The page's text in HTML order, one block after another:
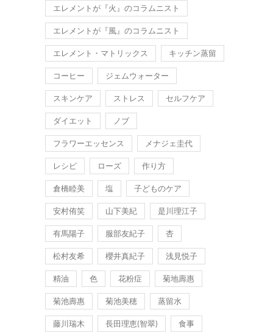
エレメントが『火』のコラムニスト
エレメントが『風』のコラムニスト
エレメント・マトリックス キッチン蒸留
コーヒー ジェムウォーター
スキンケア ストレス セルフケア
ダイエット ノブ
フラワーエッセンス メナジェ圭代
レシピ ローズ 作り方
倉橋睦美 塩 子どものケア
安村侑笑 山下美紀 是川理江子
有馬陽子 服部友紀子 杏
松村友希 櫻井真紀子 浅見悦子
精油 色 花粉症 菊地壽惠
菊池壽惠 菊池美穂 蒸留水
藤川瑞木 長田理恵(智翠) 食事